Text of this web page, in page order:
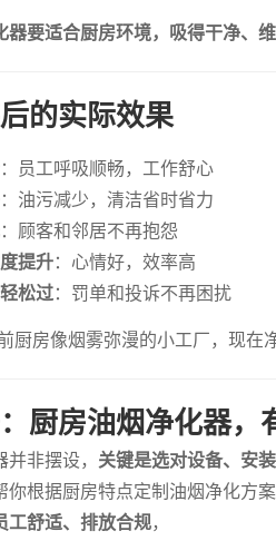
器要适合厨房环境，吸得干净、
的实际效果
：员工呼吸顺畅，工作舒心
：油污减少，清洁省时省力
：顾客和邻居不再抱怨
提升：心情好，效率高
松过：罚单和投诉不再困扰
厨房像烟雾弥漫的小工厂，现
厨房油烟净化器，
非摆设， 关键是选对设备、安
你根据厨房特点定制油烟净化方案
工舒适、排放合规，